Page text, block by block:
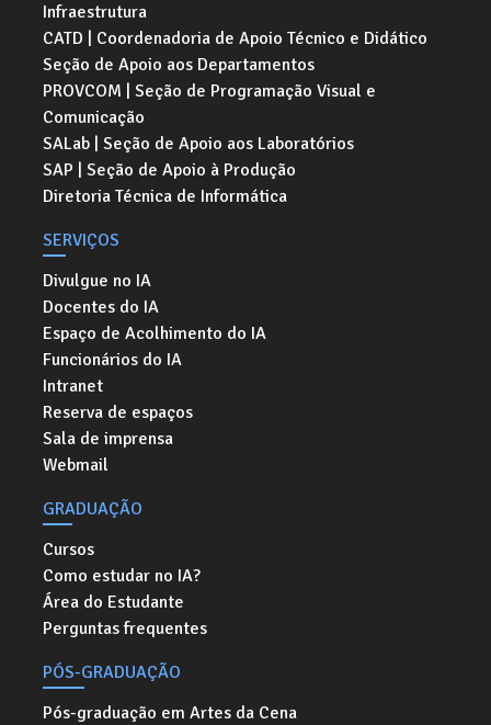
Infraestrutura
CATD | Coordenadoria de Apoio Técnico e Didático
Seção de Apoio aos Departamentos
PROVCOM | Seção de Programação Visual e
Comunicação
SALab | Seção de Apoio aos Laboratórios
SAP | Seção de Apoio à Produção
Diretoria Técnica de Informática
SERVIÇOS
Divulgue no IA
Docentes do IA
Espaço de Acolhimento do IA
Funcionários do IA
Intranet
Reserva de espaços
Sala de imprensa
Webmail
GRADUAÇÃO
Cursos
Como estudar no IA?
Área do Estudante
Perguntas frequentes
PÓS-GRADUAÇÃO
Pós-graduação em Artes da Cena